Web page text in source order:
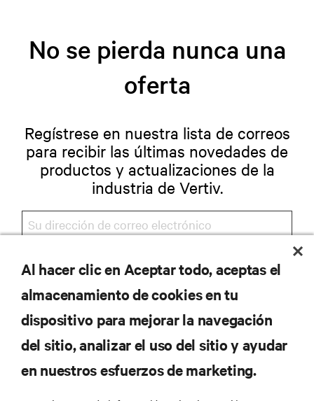
No se pierda nunca una
oferta
Regístrese en nuestra lista de correos
para recibir las últimas novedades de
productos y actualizaciones de la
industria de Vertiv.
REGISTRARSE
RECURSOS
Al hacer clic en Aceptar todo, aceptas el
almacenamiento de cookies en tu
dispositivo para mejorar la navegación
del sitio, analizar el uso del sitio y ayudar
en nuestros esfuerzos de marketing.